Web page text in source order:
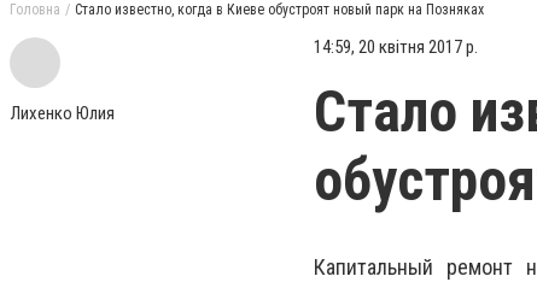
Головна Стало известно, когда в Киеве обустроят новый парк на Позняках
Лихенко Юлия
14:59, 20 квітня 2017 р.
Стало
Капитальный ремонт